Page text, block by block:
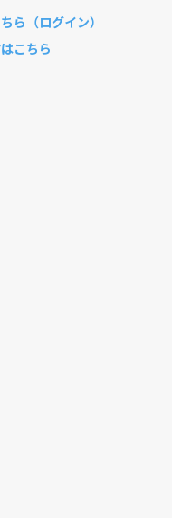
ら（ログイン）
こちら